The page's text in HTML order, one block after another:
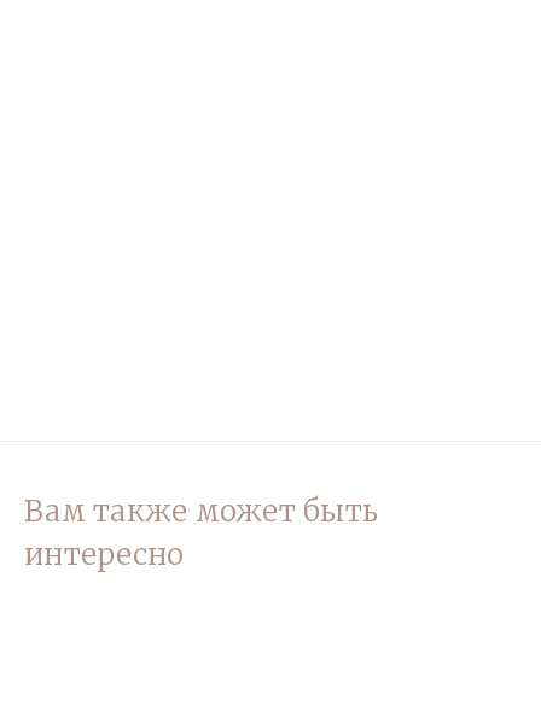
Вам также может быть
интересно